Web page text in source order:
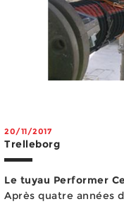
20/11/2017
Trelleborg
Le tuyau Performer
Après quatre années